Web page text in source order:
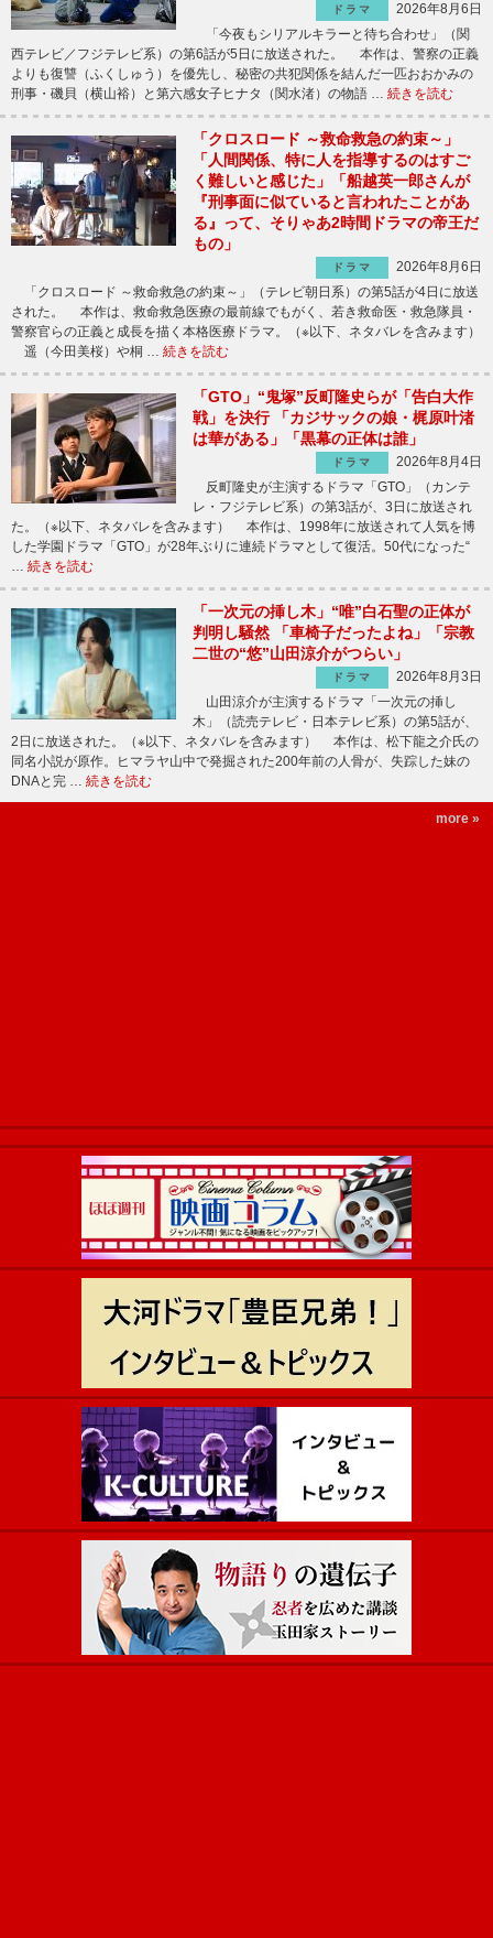
ドラマ
2026年8月6日
「今夜もシリアルキラーと待ち合わせ」（関
西テレビ／フジテレビ系）の第6話が5日に放送された。 本作は、警察の正義
よりも復讐（ふくしゅう）を優先し、秘密の共犯関係を結んだ一匹おおかみの
刑事・磯貝（横山裕）と第六感女子ヒナタ（関水渚）の物語 … 続きを読む
「クロスロード ～救命救急の約束～」
「人間関係、特に人を指導するのはすご
く難しいと感じた」「船越英一郎さんが
『刑事面に似ていると言われたことがあ
る』って、そりゃあ2時間ドラマの帝王だ
もの」
ドラマ
2026年8月6日
「クロスロード ～救命救急の約束～」（テレビ朝日系）の第5話が4日に放送
された。 本作は、救命救急医療の最前線でもがく、若き救命医・救急隊員・
警察官らの正義と成長を描く本格医療ドラマ。（※以下、ネタバレを含みます）
遥（今田美桜）や桐 … 続きを読む
「GTO」“鬼塚”反町隆史らが「告白大作
戦」を決行 「カジサックの娘・梶原叶渚
は華がある」「黒幕の正体は誰」
ドラマ
2026年8月4日
反町隆史が主演するドラマ「GTO」（カンテ
レ・フジテレビ系）の第3話が、3日に放送され
た。（※以下、ネタバレを含みます） 本作は、1998年に放送されて人気を博
した学園ドラマ「GTO」が28年ぶりに連続ドラマとして復活。50代になった“
… 続きを読む
「一次元の挿し木」“唯”白石聖の正体が
判明し騒然 「車椅子だったよね」「宗教
二世の“悠”山田涼介がつらい」
ドラマ
2026年8月3日
山田涼介が主演するドラマ「一次元の挿し
木」（読売テレビ・日本テレビ系）の第5話が、
2日に放送された。（※以下、ネタバレを含みます） 本作は、松下龍之介氏の
同名小説が原作。ヒマラヤ山中で発掘された200年前の人骨が、失踪した妹の
DNAと完 … 続きを読む
more »